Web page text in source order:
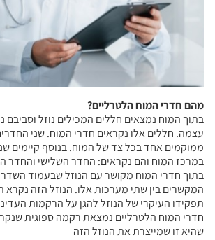
מהם חדרי המוח הלטרליים?
בתוך המוח נמצאים חללים המכילים נוזל
עצמה. חללים אלו נקראים חדרי המוח. שני
ממוקמים אחד בכל צד של המוח. בנוסף קיימים
במרכז המוח והם נקראים: החדר השלישי והחדר
בתוך חדרי המוח מקושר עם הנוזל שבעמוד
המקשרים בין שתי מערכות אלו. הנוזל הזה נקרא
תפקידו העיקרי של הנוזל להגן על הרקמות
חדרי המוח הלטרליים נמצאת רקמה ספוגית
שהיא זו שמייצרת את הנוזל הזה